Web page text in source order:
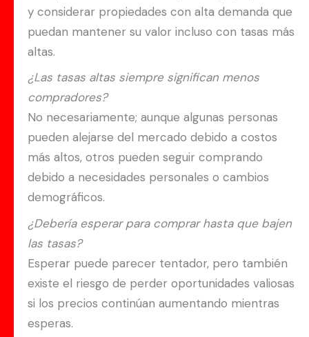
y considerar propiedades con alta demanda que
puedan mantener su valor incluso con tasas más
altas.
¿Las tasas altas siempre significan menos
compradores?
No necesariamente; aunque algunas personas
pueden alejarse del mercado debido a costos
más altos, otros pueden seguir comprando
debido a necesidades personales o cambios
demográficos.
¿Debería esperar para comprar hasta que bajen
las tasas?
Esperar puede parecer tentador, pero también
existe el riesgo de perder oportunidades valiosas
si los precios continúan aumentando mientras
esperas.